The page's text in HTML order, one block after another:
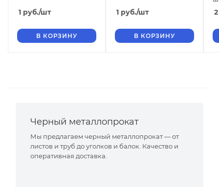
1 руб./шт
В КОРЗИНУ
1 руб./шт
В КОРЗИНУ
2
Черный металлопрокат
Мы предлагаем черный металлопрокат — от
листов и труб до уголков и балок. Качество и
оперативная доставка.